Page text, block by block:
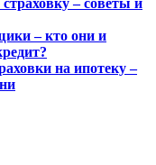
– советы и
– кто они и
на ипотеку –